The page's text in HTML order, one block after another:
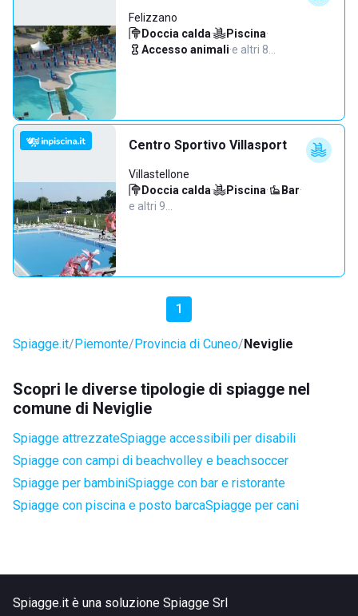
Felizzano
Doccia calda· Piscina·
Accesso animali·e altri 8…
Centro Sportivo Villasport
Villastellone
Doccia calda· Piscina· Bar·
e altri 9…
1
Spiagge.it Piemonte Provincia di Cuneo Neviglie
Scopri le diverse tipologie di spiagge nel
comune di Neviglie
Spiagge attrezzateSpiagge accessibili per disabili
Spiagge con campi di beachvolley e beachsoccer
Spiagge per bambiniSpiagge con bar e ristorante
Spiagge con piscina e posto barcaSpiagge per cani
Spiagge.it è una soluzione Spiagge Srl